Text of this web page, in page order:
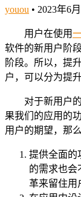
youou • 2023年6
用户在使用
软件的新用户阶
阶段。所以，提
户，可以分为提
对于新用户的
果我们的应用的
用户的期望，那
提供全面的
的需求也会
革来留住用